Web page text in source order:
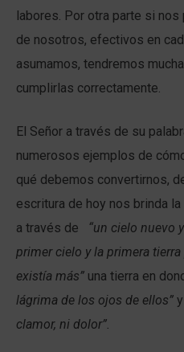
labores. Por otra parte si nos
de nosotros, efectivos en
asumamos, tendremos
cumplirlas correctamente.
El Señor a través de su
numerosos ejemplos de
qué debemos convertirnos,
escritura de hoy nos brinda
a través de “un cielo nuevo
primer cielo y la primera tierra
existía más” una tierra en
lágrima de los ojos de ellos”
clamor, ni dolor”.